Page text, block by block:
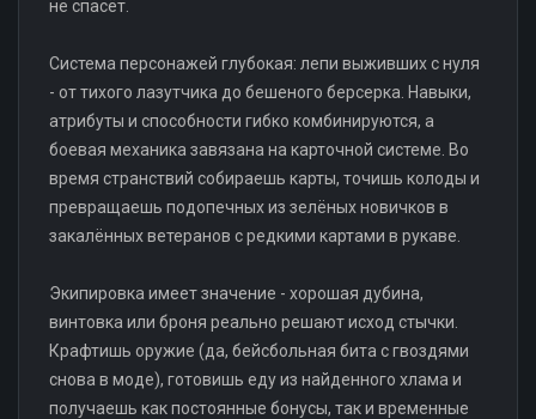
не спасёт.
Система персонажей глубокая: лепи выживших с нуля
- от тихого лазутчика до бешеного берсерка. Навыки,
атрибуты и способности гибко комбинируются, а
боевая механика завязана на карточной системе. Во
время странствий собираешь карты, точишь колоды и
превращаешь подопечных из зелёных новичков в
закалённых ветеранов с редкими картами в рукаве.
Экипировка имеет значение - хорошая дубина,
винтовка или броня реально решают исход стычки.
Крафтишь оружие (да, бейсбольная бита с гвоздями
снова в моде), готовишь еду из найденного хлама и
получаешь как постоянные бонусы, так и временные